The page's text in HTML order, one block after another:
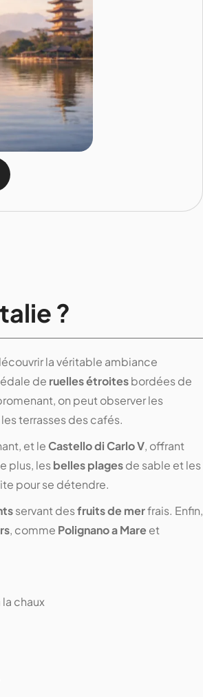
?
la véritable ambiance
de ruelles étroitesbordées de
on peut observer les
terrasses des cafés.
et le Castello di Carlo V, offrant
plus, lesbelles plagesde sable et les
pour se détendre.
servant desfruits de merfrais. Enfin,
, comme Polignano a Mareet
chaux